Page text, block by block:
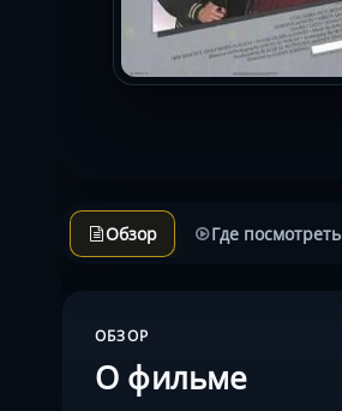
Обзор Где посмотреть
ОБЗОР
О фильме